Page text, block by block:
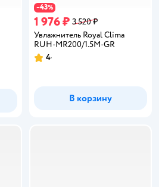
−43%
1 976 ₽ 3 520 ₽
Увлажнитель Royal Clima
RUH-MR200/1.5M-GR
Рейтинг:
4
В корзину